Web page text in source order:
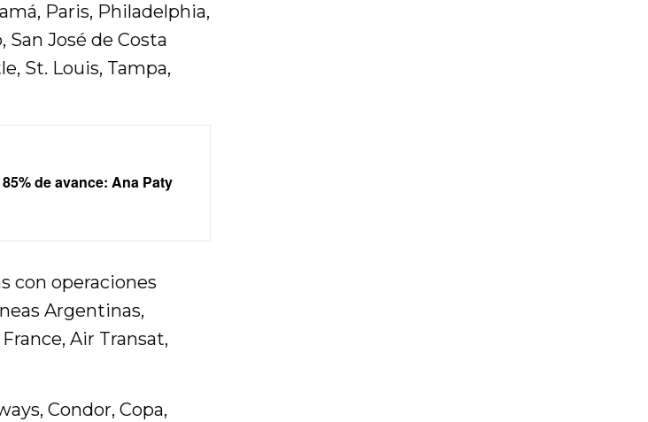
Paris, Philadelphia,
San José de Costa
St. Louis, Tampa,
de avance: Ana Paty
con operaciones
Argentinas,
Air Transat,
Condor, Copa,